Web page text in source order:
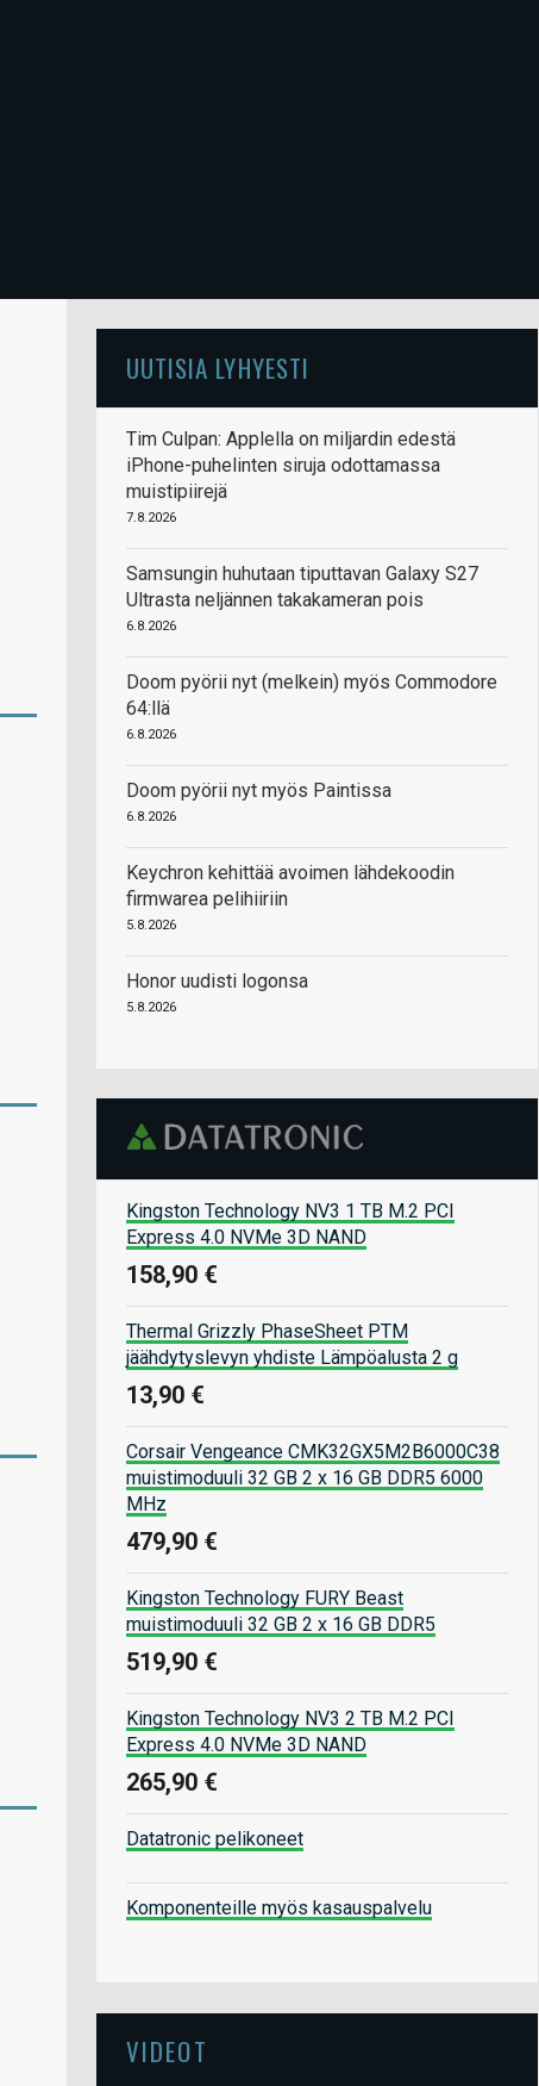
UUTISIA LYHYESTI
Tim Culpan: Applella on miljardin edestä
iPhone-puhelinten siruja odottamassa
muistipiirejä
7.8.2026
Samsungin huhutaan tiputtavan Galaxy S27
Ultrasta neljännen takakameran pois
6.8.2026
Doom pyörii nyt (melkein) myös Commodore
64:llä
6.8.2026
Doom pyörii nyt myös Paintissa
6.8.2026
Keychron kehittää avoimen lähdekoodin
firmwarea pelihiiriin
5.8.2026
Honor uudisti logonsa
5.8.2026
Kingston Technology NV3 1 TB M.2 PCI
Express 4.0 NVMe 3D NAND
158,90 €
Thermal Grizzly PhaseSheet PTM
jäähdytyslevyn yhdiste Lämpöalusta 2 g
13,90 €
Corsair Vengeance CMK32GX5M2B6000C38
muistimoduuli 32 GB 2 x 16 GB DDR5 6000
MHz
479,90 €
Kingston Technology FURY Beast
muistimoduuli 32 GB 2 x 16 GB DDR5
519,90 €
Kingston Technology NV3 2 TB M.2 PCI
Express 4.0 NVMe 3D NAND
265,90 €
Datatronic pelikoneet
Komponenteille myös kasauspalvelu
VIDEOT